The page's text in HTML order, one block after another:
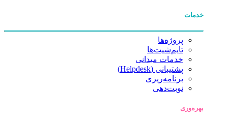
خدمات
پروژه‌ها
تایم‌شیت‌ها
خدمات میدانی
پشتیبانی (Helpdesk)
برنامه‌ریزی
نوبت‌دهی
بهره‌وری